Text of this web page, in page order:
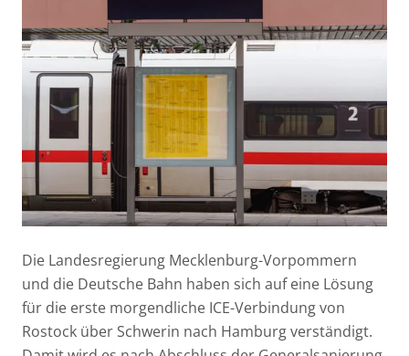
Die Landesregierung Mecklenburg-Vorpommern
und die Deutsche Bahn haben sich auf eine Lösung
für die erste morgendliche ICE-Verbindung von
Rostock über Schwerin nach Hamburg verständigt.